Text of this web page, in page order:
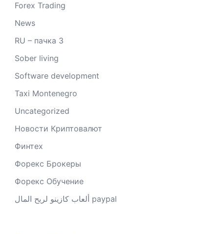
Forex Trading
News
RU – пачка 3
Sober living
Software development
Taxi Montenegro
Uncategorized
Новости Криптовалют
Финтех
Форекс Брокеры
Форекс Обучение
ألعاب كازينو لربح المال paypal